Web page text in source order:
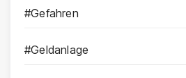
#Gefahren
#Geldanlage